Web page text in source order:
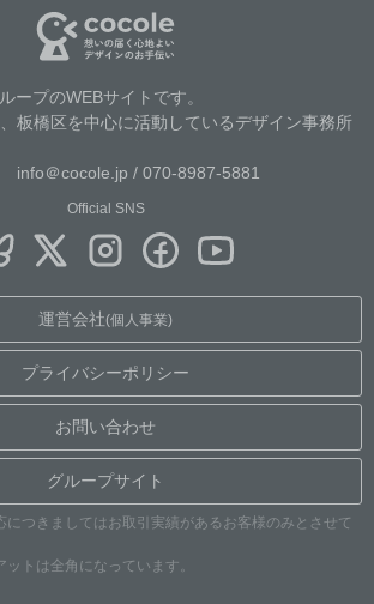
ープのWEBサイトです。
板橋区を中心に活動しているデザイン事務所
info＠cocole.jp / 070-8987-5881
Official SNS
運営会社(個人事業)
プライバシーポリシー
お問い合わせ
グループサイト
につきましてはお取引実績があるお客様のみとさせて
ットは全角になっています。